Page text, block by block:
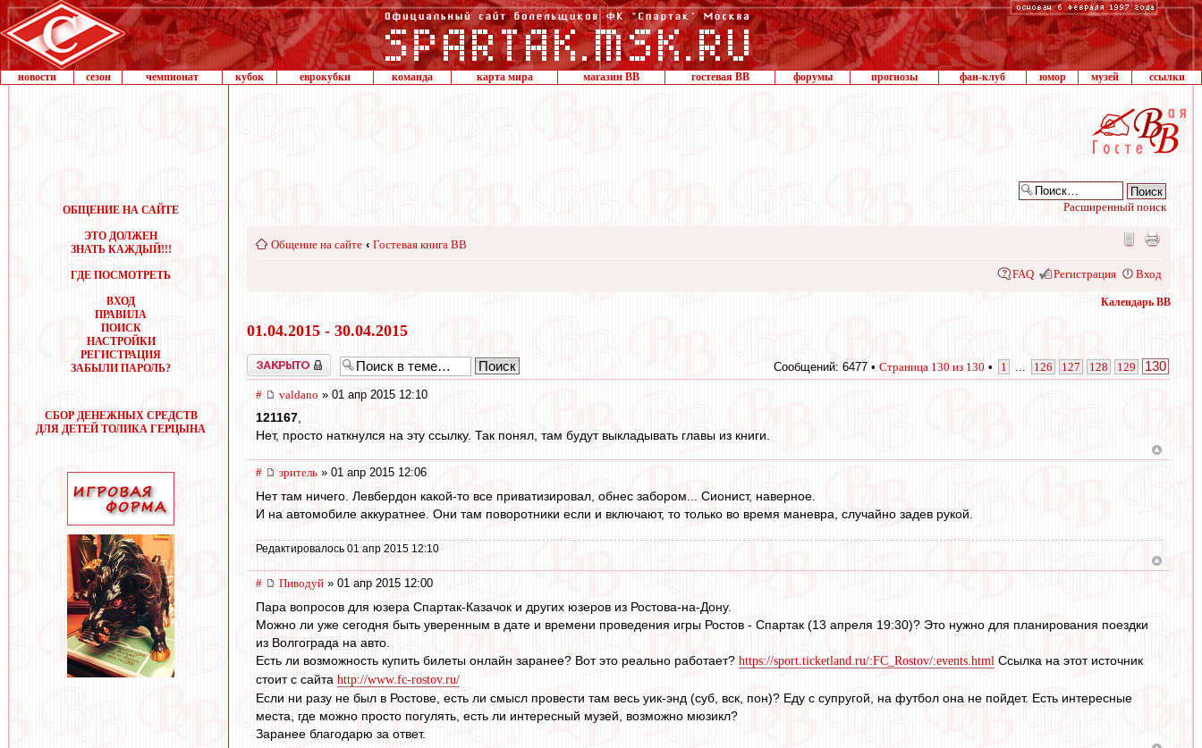
новости сезон чемпионат кубок еврокубки команда карта мира магазин ВВ гостевая ВВ форумы прогнозы фан-клуб юмор музей ссылки
ОБЩЕНИЕ НА САЙТЕ
ЭТО ДОЛЖЕН
ЗНАТЬ КАЖДЫЙ!!!
ГДЕ ПОСМОТРЕТЬ
ВХОД
ПРАВИЛА
ПОИСК
НАСТРОЙКИ
РЕГИСТРАЦИЯ
ЗАБЫЛИ ПАРОЛЬ?
СБОР ДЕНЕЖНЫХ СРЕДСТВ
ДЛЯ ДЕТЕЙ ТОЛИКА ГЕРЦЫНА
Расширенный поиск
Общение на сайте ‹ Гостевая книга ВВ
FAQ Регистрация Вход
Календарь ВВ
01.04.2015 - 30.04.2015
Закрыто Сообщений: 6477 • Страница 130 из 130 • 1 126 127 128 129 130
# valdano » 01 апр 2015 12:10
121167,
Нет, просто наткнулся на эту ссылку. Так понял, там будут выкладывать главы из книги.
# зpитель » 01 апр 2015 12:06
Нет там ничего. Левбердон какой-то все приватизировал, обнес забором... Сионист, наверное.
И на автомобиле аккуратнее. Они там поворотники если и включают, то только во время маневра, случайно задев рукой.
Редактировалось 01 апр 2015 12:10
# Пиводуй » 01 апр 2015 12:00
Пара вопросов для юзера Спартак-Казачок и других юзеров из Ростова-на-Дону.
Можно ли уже сегодня быть уверенным в дате и времени проведения игры Ростов - Спартак (13 апреля 19:30)? Это нужно для планирования поездки
из Волгограда на авто.
Есть ли возможность купить билеты онлайн заранее? Вот это реально работает? https://sport.ticketland.ru/:FC_Rostov/:events.html Ссылка на этот источник
стоит с сайта http://www.fc-rostov.ru/
Если ни разу не был в Ростове, есть ли смысл провести там весь уик-энд (суб, вск, пон)? Еду с супругой, на футбол она не пойдет. Есть интересные
места, где можно просто погулять, есть ли интересный музей, возможно мюзикл?
Заранее благодарю за ответ.